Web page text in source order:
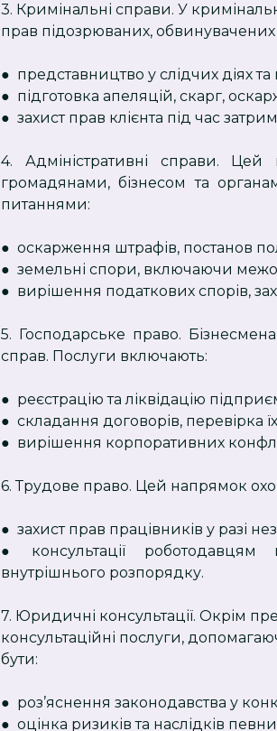
3. Кримінальні справи. У
прав підозрюваних,
● представництво у слідчих діях та
● підготовка апеляцій, скарг,
● захист прав клієнта під час
4. Адміністративні справи.
громадянами, бізнесом та
питаннями:
● оскарження штрафів, постанов
● земельні спори, включаючи
● вирішення податкових спорів,
5. Господарське право.
справ. Послуги включають:
● реєстрацію та ліквідацію
● складання договорів, перевірка
● вирішення корпоративних
6. Трудове право. Цей напрямок
● захист прав працівників у разі
● консультації
внутрішнього розпорядку.
7. Юридичні консультації. Окрім
консультаційні послуги,
бути:
● роз’яснення законодавства у
● оцінка ризиків та наслідків